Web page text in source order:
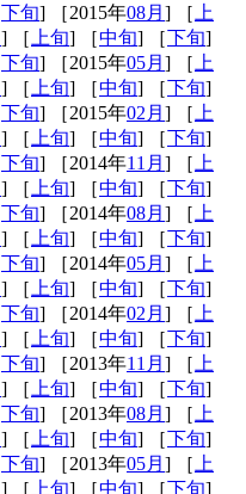
下旬] ［2015年08月 ] ［ 上
] ［ 上旬] ［中旬] ［下旬]
下旬] ［2015年05月 ] ［ 上
] ［ 上旬] ［中旬] ［下旬]
下旬] ［2015年02月 ] ［ 上
] ［ 上旬] ［中旬] ［下旬]
下旬] ［2014年11月 ] ［ 上
] ［ 上旬] ［中旬] ［下旬]
下旬] ［2014年08月 ] ［ 上
] ［ 上旬] ［中旬] ［下旬]
下旬] ［2014年05月 ] ［ 上
] ［ 上旬] ［中旬] ［下旬]
下旬] ［2014年02月 ] ［ 上
] ［ 上旬] ［中旬] ［下旬]
下旬] ［2013年11月 ] ［ 上
] ［ 上旬] ［中旬] ［下旬]
下旬] ［2013年08月 ] ［ 上
] ［ 上旬] ［中旬] ［下旬]
下旬] ［2013年05月 ] ［ 上
] ［ 上旬] ［中旬] ［下旬]